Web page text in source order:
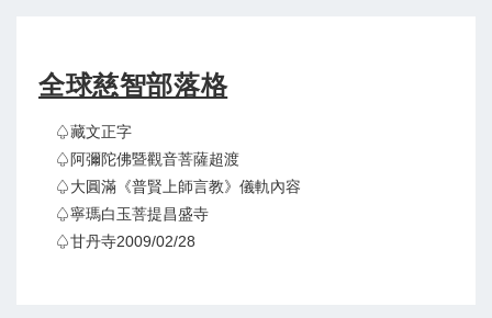
全球慈智部落格
♤藏文正字
♤阿彌陀佛暨觀音菩薩超渡
♤大圓滿《普賢上師言教》儀軌內容
♤寧瑪白玉菩提昌盛寺
♤甘丹寺2009/02/28